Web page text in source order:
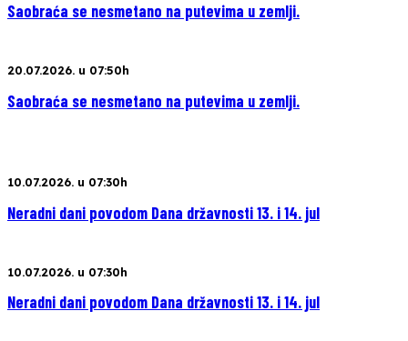
Saobraća se nesmetano na putevima u zemlji.
20.07.2026. u 07:50h
Saobraća se nesmetano na putevima u zemlji.
10.07.2026. u 07:30h
Neradni dani povodom Dana državnosti 13. i 14. jul
10.07.2026. u 07:30h
Neradni dani povodom Dana državnosti 13. i 14. jul